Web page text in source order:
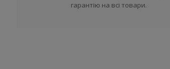
гарантію на всі товари.